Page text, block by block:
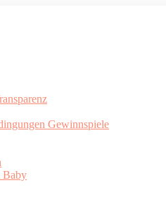
Gewinnspiele
Baby